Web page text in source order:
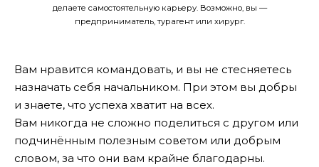
делаете самостоятельную карьеру. Возможно, вы —
предприниматель, турагент или хирург.
Вам нравится командовать, и вы не стесняетесь
назначать себя начальником. При этом вы добры
и знаете, что успеха хватит на всех.
Вам никогда не сложно поделиться с другом или
подчинённым полезным советом или добрым
словом, за что они вам крайне благодарны.